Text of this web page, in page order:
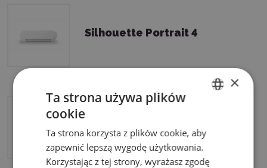
Silhouette Portrait 4
POLISH
×
Ta strona używa plików
cookie
Ta strona korzysta z plików cookie, aby
zapewnić lepszą wygodę użytkowania.
Korzystając z tej strony, wyrażasz zgodę